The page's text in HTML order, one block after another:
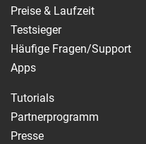
Preise & Laufzeit
Testsieger
Häufige Fragen/Support
Apps
Tutorials
Partnerprogramm
Presse